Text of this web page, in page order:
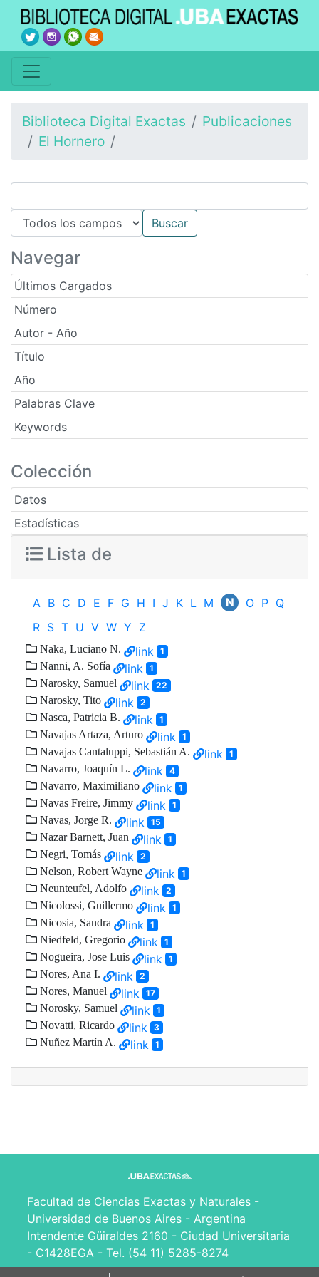
Biblioteca Digital Exactas
Publicaciones
El Hornero
Navegar
Últimos Cargados
Número
Autor - Año
Título
Año
Palabras Clave
Keywords
Colección
Datos
Estadísticas
Lista de
A B C D E F G H I J K L M N O P Q
R S T U V W Y Z
Naka, Luciano N. link 1
Nanni, A. Sofía link 1
Narosky, Samuel link 22
Narosky, Tito link 2
Nasca, Patricia B. link 1
Navajas Artaza, Arturo link 1
Navajas Cantaluppi, Sebastián A. link 1
Navarro, Joaquín L. link 4
Navarro, Maximiliano link 1
Navas Freire, Jimmy link 1
Navas, Jorge R. link 15
Nazar Barnett, Juan link 1
Negri, Tomás link 2
Nelson, Robert Wayne link 1
Neunteufel, Adolfo link 2
Nicolossi, Guillermo link 1
Nicosia, Sandra link 1
Niedfeld, Gregorio link 1
Nogueira, Jose Luis link 1
Nores, Ana I. link 2
Nores, Manuel link 17
Norosky, Samuel link 1
Novatti, Ricardo link 3
Nuñez Martín A. link 1
Facultad de Ciencias Exactas y Naturales -
Universidad de Buenos Aires - Argentina
Intendente Güiraldes 2160 - Ciudad Universitaria
- C1428EGA - Tel. (54 11) 5285-8274